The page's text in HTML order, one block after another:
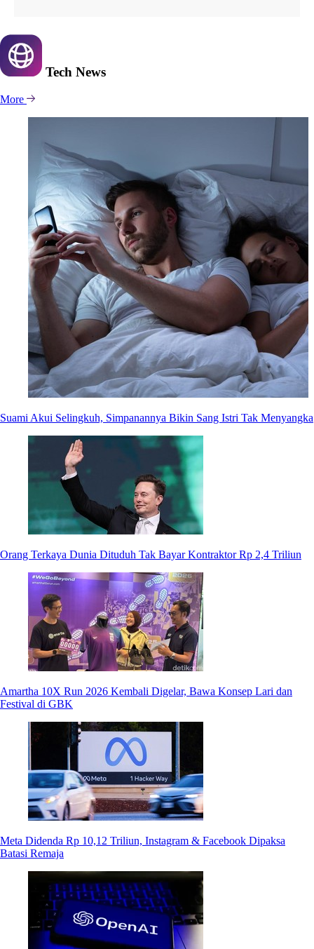
Tech News
More
Suami Akui Selingkuh, Simpanannya Bikin Sang Istri Tak Menyangka
Orang Terkaya Dunia Dituduh Tak Bayar Kontraktor Rp 2,4 Triliun
Amartha 10X Run 2026 Kembali Digelar, Bawa Konsep Lari dan
Festival di GBK
Meta Didenda Rp 10,12 Triliun, Instagram & Facebook Dipaksa
Batasi Remaja